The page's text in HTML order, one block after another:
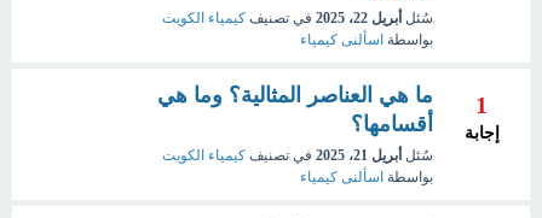
سُئل أبريل 22، 2025 في تصنيف كيمياء الكويت
بواسطة اسألنى كيمياء
1
إجابة
ما هي العناصر المثالية؟ وما هي
أقسامها؟
سُئل أبريل 21، 2025 في تصنيف كيمياء الكويت
بواسطة اسألنى كيمياء